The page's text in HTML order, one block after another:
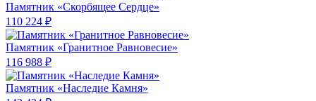
Памятник «Скорбящее Сердце»
110 224 ₽
Памятник «Гранитное Равновесие»
116 988 ₽
Памятник «Наследие Камня»